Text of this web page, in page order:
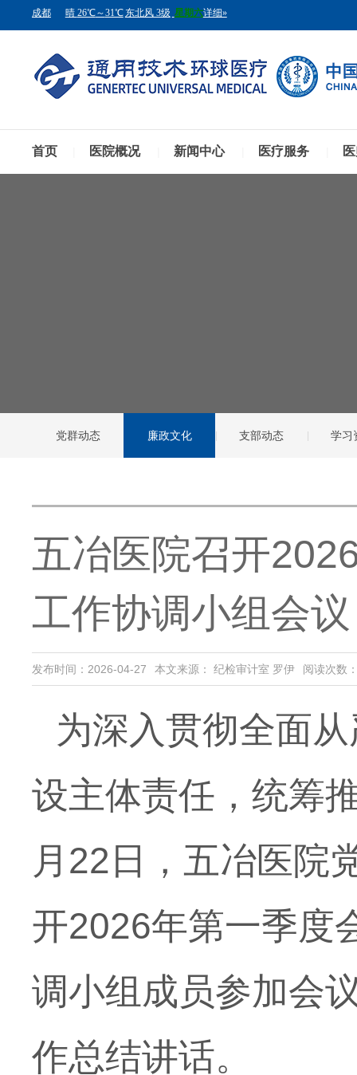
首页 医院概况 新闻中心 医疗服务
党群动态 廉政文化 支部动态 学习
五冶医院召开
工作协调小组会议
发布时间：2026-04-27 本文来源： 纪检审计室 罗伊 阅读次数
为深入贯彻全面
设主体责任，统筹
月22日，五冶医院
开2026年第一季度
调小组成员参加会
作总结讲话。